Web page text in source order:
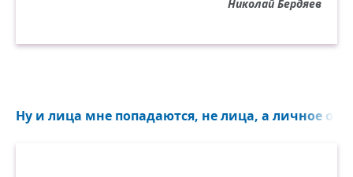
Николай Бердяев
Ну и лица мне попадаются, не лица, а личное